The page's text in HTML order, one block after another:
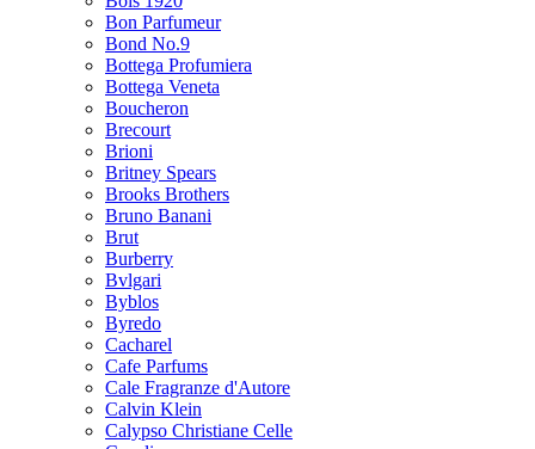
Bon Parfumeur
Bond No.9
Bottega Profumiera
Bottega Veneta
Boucheron
Brecourt
Brioni
Britney Spears
Brooks Brothers
Bruno Banani
Brut
Burberry
Bvlgari
Byblos
Byredo
Cacharel
Cafe Parfums
Cale Fragranze d'Autore
Calvin Klein
Calypso Christiane Celle